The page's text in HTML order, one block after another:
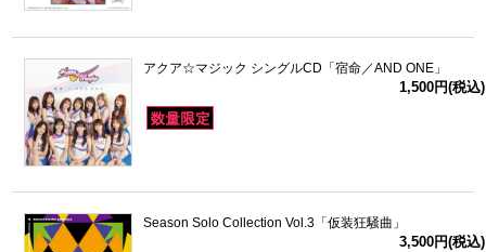
アクア☆マジック シングルCD「宿命／AND ONE」
1,500円(税込)
Season Solo Collection Vol.3「仮装狂騒曲」
3,500円(税込)